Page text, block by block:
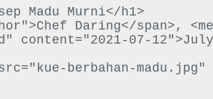
Madu Murni</h1>
Daring</span>,
content="2021-07-
berbahan-madu.jpg"